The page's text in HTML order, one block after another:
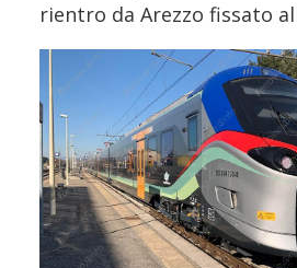
rientro da Arezzo fissato